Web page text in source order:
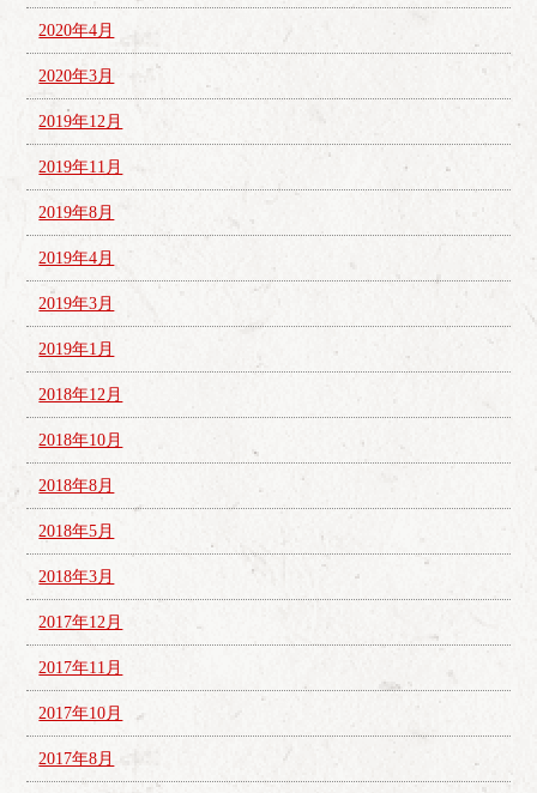
2020年4月
2020年3月
2019年12月
2019年11月
2019年8月
2019年4月
2019年3月
2019年1月
2018年12月
2018年10月
2018年8月
2018年5月
2018年3月
2017年12月
2017年11月
2017年10月
2017年8月